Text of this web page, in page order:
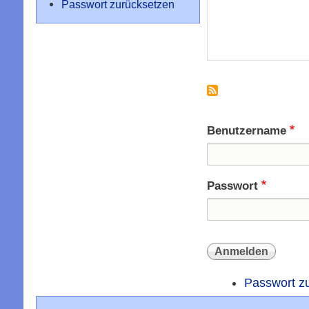
Benutzername
Passwort
Passwort
Passwort zurücksetzen